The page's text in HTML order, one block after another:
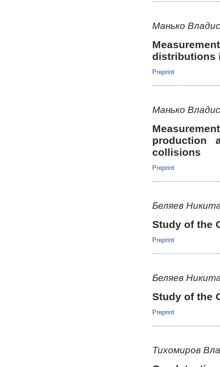
Манько
distributions
Preprint
Манько
production
collisions
Preprint
Беляев
Study of the
Preprint
Беляев
Study of the
Preprint
Тихомиров